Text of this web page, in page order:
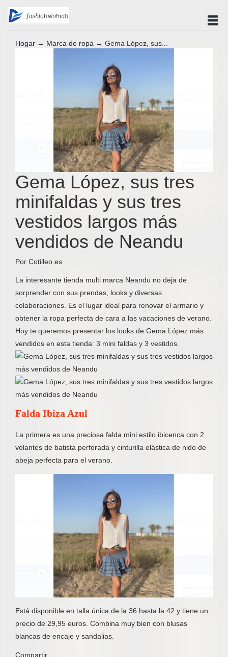
Hogar → Marca de ropa → Gema López, sus...
Gema López, sus tres
minifaldas y sus tres
vestidos largos más
vendidos de Neandu
Por Cotilleo.es
La interesante tienda multi marca Neandu no deja de
sorprender con sus prendas, looks y diversas
colaboraciones. Es el lugar ideal para renovar el armario y
obtener la ropa perfecta de cara a las vacaciones de verano.
Hoy te queremos presentar los looks de Gema López más
vendidos en esta tienda: 3 mini faldas y 3 vestidos.
Falda Ibiza Azul
La primera es una preciosa falda mini estilo ibicenca con 2
volantes de batista perforada y cinturilla elástica de nido de
abeja perfecta para el verano.
Está disponible en talla única de la 36 hasta la 42 y tiene un
precio de 29,95 euros. Combina muy bien con blusas
blancas de encaje y sandalias.
Compartir